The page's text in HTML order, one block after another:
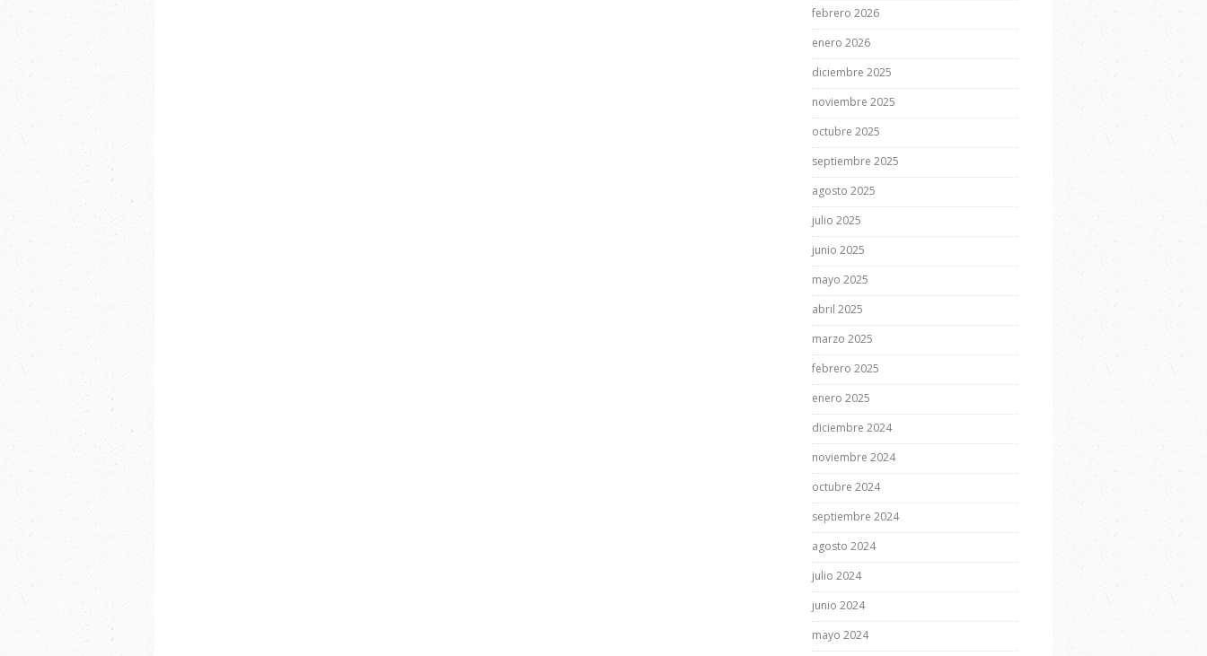
febrero 2026
enero 2026
diciembre 2025
noviembre 2025
octubre 2025
septiembre 2025
agosto 2025
julio 2025
junio 2025
mayo 2025
abril 2025
marzo 2025
febrero 2025
enero 2025
diciembre 2024
noviembre 2024
octubre 2024
septiembre 2024
agosto 2024
julio 2024
junio 2024
mayo 2024